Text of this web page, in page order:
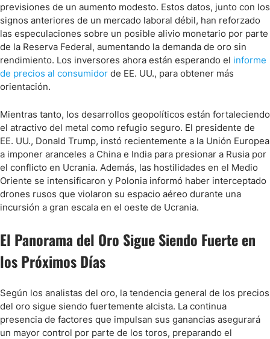
previsiones de un aumento modesto. Estos datos, junto con los
signos anteriores de un mercado laboral débil, han reforzado
las especulaciones sobre un posible alivio monetario por parte
de la Reserva Federal, aumentando la demanda de oro sin
rendimiento. Los inversores ahora están esperando el informe
de precios al consumidor de EE. UU., para obtener más
orientación.
Mientras tanto, los desarrollos geopolíticos están fortaleciendo
el atractivo del metal como refugio seguro. El presidente de
EE. UU., Donald Trump, instó recientemente a la Unión Europea
a imponer aranceles a China e India para presionar a Rusia por
el conflicto en Ucrania. Además, las hostilidades en el Medio
Oriente se intensificaron y Polonia informó haber interceptado
drones rusos que violaron su espacio aéreo durante una
incursión a gran escala en el oeste de Ucrania.
El Panorama del Oro Sigue Siendo Fuerte en
los Próximos Días
Según los analistas del oro, la tendencia general de los precios
del oro sigue siendo fuertemente alcista. La continua
presencia de factores que impulsan sus ganancias asegurará
un mayor control por parte de los toros, preparando el